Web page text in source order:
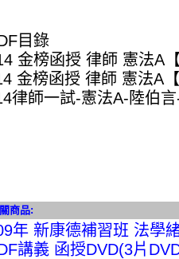
目錄
金榜函授 律師 憲法A
金榜函授 律師 憲法A
律師一試-憲法A-陸伯
商品:
年 新康德補習班 法學
講義 函授DVD(3片